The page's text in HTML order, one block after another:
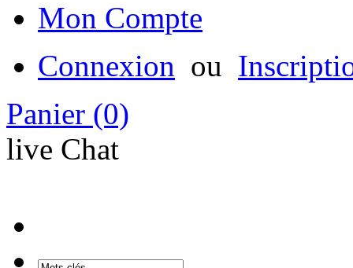
Mon Compte
Connexion ou
Panier (0)
live Chat